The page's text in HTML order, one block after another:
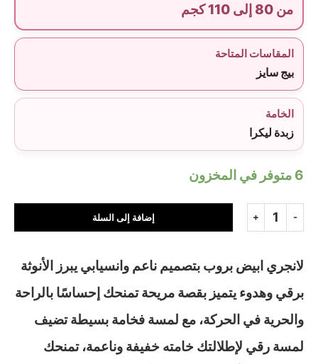
من 80 إلى 110 كجم
المقاسات المتاحة
بيج سايز
الخامة
زبدة ليكرا
6 متوفر في المخزون
إضافة إلى السلة
لانجري ابيض بروب بتصميم ناعم وانسيابي يبرز الأنوثة
برقي وهدوء يتميز بقصة مريحة تمنحك إحساسًا بالراحة
والحرية في الحركة، مع لمسة فخامة بسيطة تضيف
لمسة رقي لإطلالتك خامته خفيفة وناعمة، تمنحك